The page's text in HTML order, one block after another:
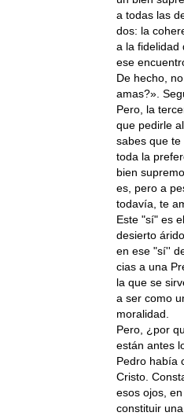
a todas las
dos: la
a la fidelidad
ese
De hecho,
amas?».
Pero, la
que pedirle
sabes que te
toda la
bien
es, pero a
todavía, te
Este "sí" es
desierto
en ese "sí''
cias a una
la que se
a ser como
moralidad.
Pero, ¿por
están antes
Pedro había
Cristo.
esos ojos,
constituir